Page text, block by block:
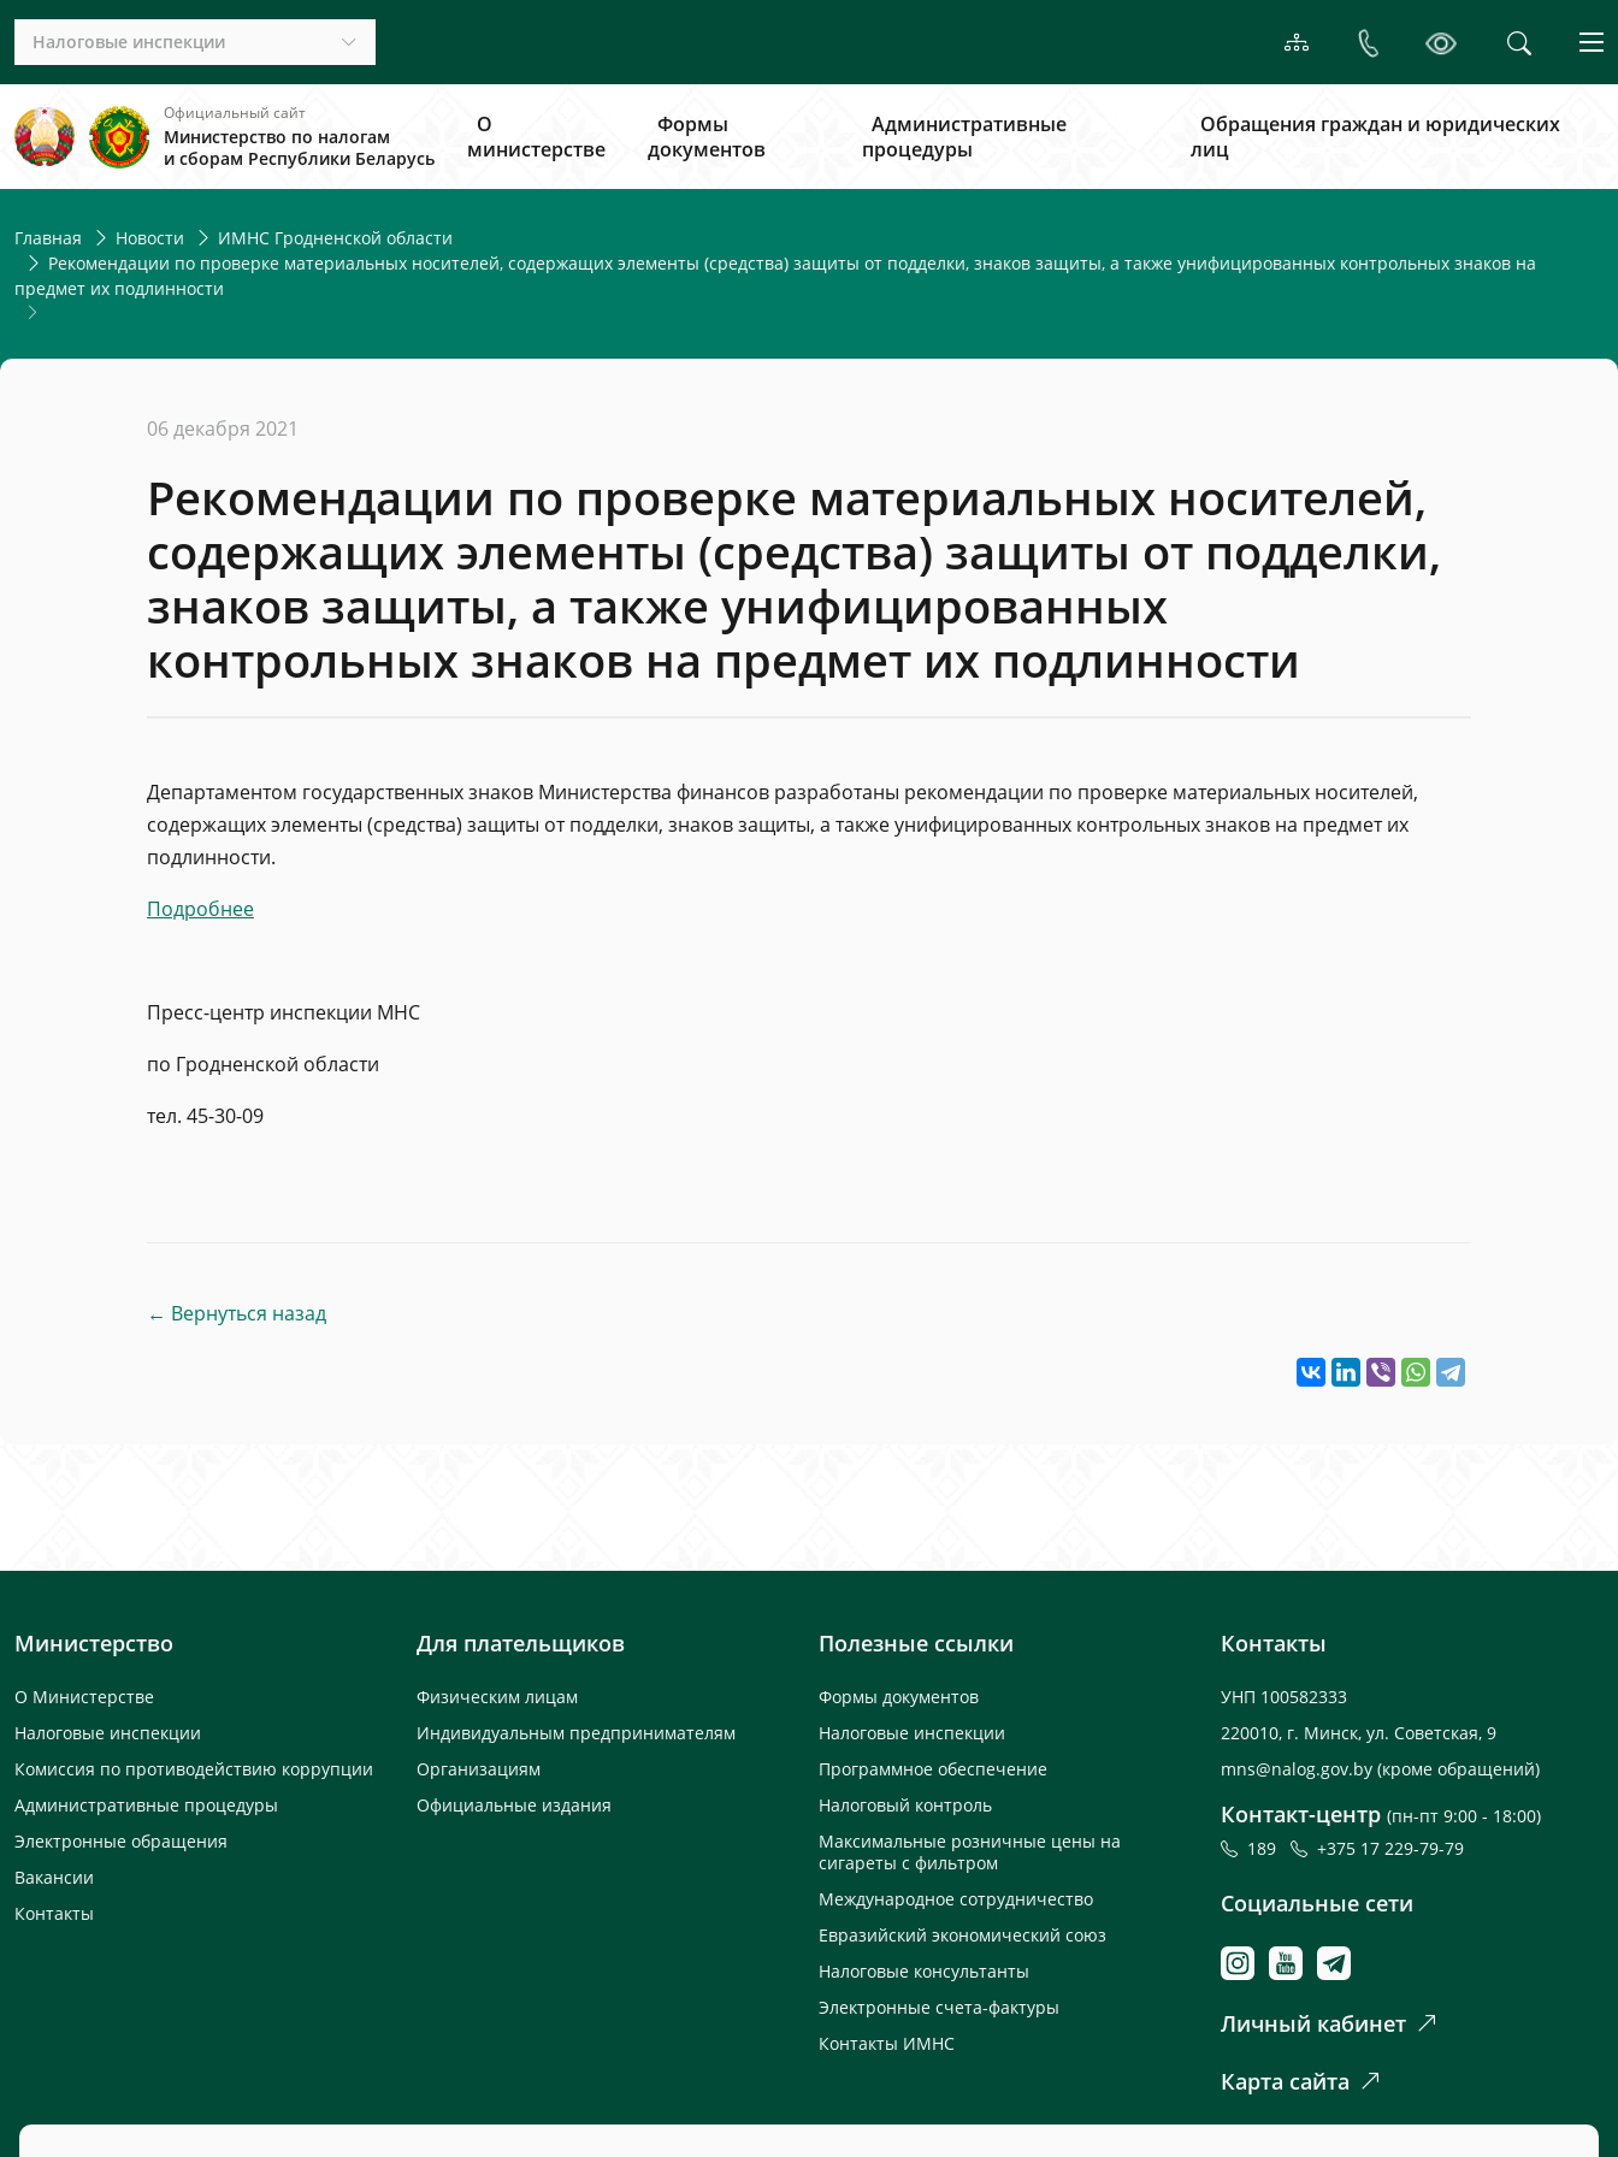
Налоговые инспекции
Официальный сайт
Министерство по налогам
и сборам Республики Беларусь
О
министерстве
Формы
документов
Административные
процедуры
Обращения граждан и юридических
лиц
Главная Новости
ИМНС Гродненской области
Рекомендации по проверке материальных носителей, содержащих элементы (средства) защиты от подделки, знаков защиты, а также унифицированных контрольных знаков на
предмет их подлинности
06 декабря 2021
Рекомендации по проверке материальных носителей,
содержащих элементы (средства) защиты от подделки,
знаков защиты, а также унифицированных
контрольных знаков на предмет их подлинности
Департаментом государственных знаков Министерства финансов разработаны рекомендации по проверке материальных носителей,
содержащих элементы (средства) защиты от подделки, знаков защиты, а также унифицированных контрольных знаков на предмет их
подлинности.
Подробнее
Пресс-центр инспекции МНС
по Гродненской области
тел. 45-30-09
← Вернуться назад
Министерство
О Министерстве
Налоговые инспекции
Комиссия по противодействию коррупции
Административные процедуры
Электронные обращения
Вакансии
Контакты
Для плательщиков
Физическим лицам
Индивидуальным предпринимателям
Организациям
Официальные издания
Полезные ссылки
Формы документов
Налоговые инспекции
Программное обеспечение
Налоговый контроль
Максимальные розничные цены на
сигареты с фильтром
Международное сотрудничество
Евразийский экономический союз
Налоговые консультанты
Электронные счета-фактуры
Контакты ИМНС
Контакты
УНП 100582333
220010, г. Минск, ул. Советская, 9
mns@nalog.gov.by (кроме обращений)
Контакт-центр (пн-пт 9:00 - 18:00)
189
+375 17 229-79-79
Социальные сети
Личный кабинет
Карта сайта